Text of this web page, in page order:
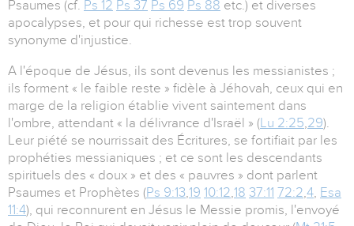
Psaumes (cf. Ps 12 Ps 37 Ps 69 Ps 88 etc.) et diverses
apocalypses, et pour qui richesse est trop souvent
synonyme d'injustice.
A l'époque de Jésus, ils sont devenus les messianistes ;
ils forment « le faible reste » fidèle à Jéhovah, ceux qui en
marge de la religion établie vivent saintement dans
l'ombre, attendant « la délivrance d'Israël » (Lu 2:25,29).
Leur piété se nourrissait des Écritures, se fortifiait par les
prophéties messianiques ; et ce sont les descendants
spirituels des « doux » et des « pauvres » dont parlent
Psaumes et Prophètes (Ps 9:13,19 10:12,18 37:11 72:2,4, Esa
11:4), qui reconnurent en Jésus le Messie promis, l'envoyé